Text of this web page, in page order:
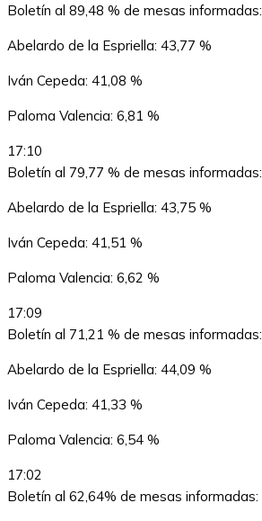
Boletín al 89,48 % de mesas informadas:
Abelardo de la Espriella: 43,77 %
Iván Cepeda: 41,08 %
Paloma Valencia: 6,81 %
17:10
Boletín al 79,77 % de mesas informadas:
Abelardo de la Espriella: 43,75 %
Iván Cepeda: 41,51 %
Paloma Valencia: 6,62 %
17:09
Boletín al 71,21 % de mesas informadas:
Abelardo de la Espriella: 44,09 %
Iván Cepeda: 41,33 %
Paloma Valencia: 6,54 %
17:02
Boletín al 62,64% de mesas informadas: